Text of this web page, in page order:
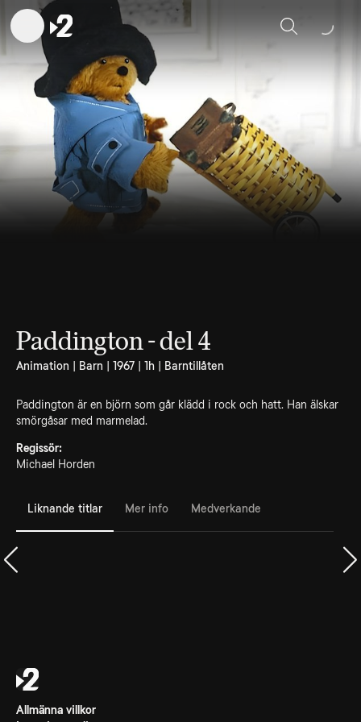
Sök
Paddington - del 4
Animation | Barn | 1967 | 1h | Barntillåten
Paddington är en björn som går klädd i rock och hatt. Han älskar
smörgåsar med marmelad.
Regissör:
Michael Horden
Liknande titlar Mer info Medverkande
Allmänna villkor